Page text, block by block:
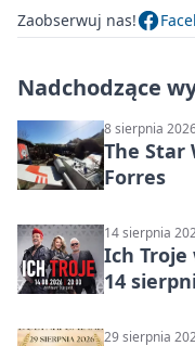
Zaobserwuj nas!
Nadchodzące
8 sierpnia
The Star
Forres
14 sierpnia
Ich
14
29 sierpnia